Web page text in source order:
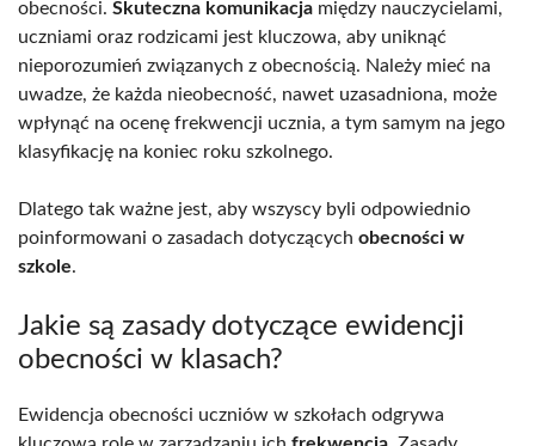
obecności. Skuteczna komunikacja między nauczycielami,
uczniami oraz rodzicami jest kluczowa, aby uniknąć
nieporozumień związanych z obecnością. Należy mieć na
uwadze, że każda nieobecność, nawet uzasadniona, może
wpłynąć na ocenę frekwencji ucznia, a tym samym na jego
klasyfikację na koniec roku szkolnego.
Dlatego tak ważne jest, aby wszyscy byli odpowiednio
poinformowani o zasadach dotyczących obecności w
szkole.
Jakie są zasady dotyczące ewidencji
obecności w klasach?
Ewidencja obecności uczniów w szkołach odgrywa